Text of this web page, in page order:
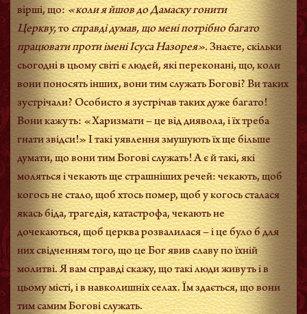
вірші, що:«коли я йшов до Дамаску гонити
Церкву,тосправді думав, що мені потрібно багато
працювати проти імені Ісуса Назорея».Знаєте, скільки
сьогодні в цьому світі є людей, які переконані, що, коли
вони поносять інших, вони тим служать Богові? Ви таких
зустрічали? Особисто я зустрічав таких дуже багато!
Вони кажуть: «Харизмати – це від диявола, і їх треба
гнати звідси!» І такі уявлення змушують їх ще більше
думати, що вони тим Богові служать! А є й такі, які
моляться і чекають ще страшніших речей: чекають, щоб
когось не стало, щоб хтось помер, щоб у когось сталася
якась біда, трагедія, катастрофа, чекають не
дочекаються, щоб церква розвалилася – і це було б для
них свідченням того, що це Бог явив славу по їхній
молитві. Я вам справді скажу, що такі люди живуть і в
цьому місті, і в навколишніх селах. Їм здається, що вони
тим самим Богові служать.